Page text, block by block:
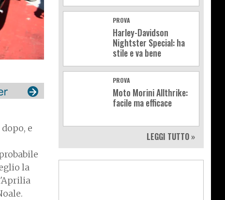
e
la
PROVA
Harley-Davidson
Nightster Special: ha
stile e va bene
PROVA
Moto Morini Allthrike:
facile ma efficace
LEGGI TUTTO »